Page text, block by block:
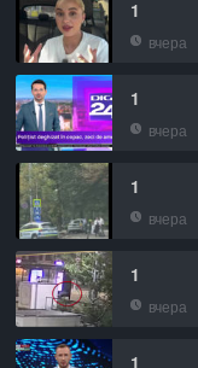
1
вчера
1
вчера
1
вчера
1
вчера
1